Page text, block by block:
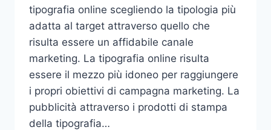
tipografia online scegliendo la tipologia più
adatta al target attraverso quello che
risulta essere un affidabile canale
marketing. La tipografia online risulta
essere il mezzo più idoneo per raggiungere
i propri obiettivi di campagna marketing. La
pubblicità attraverso i prodotti di stampa
della tipografia…